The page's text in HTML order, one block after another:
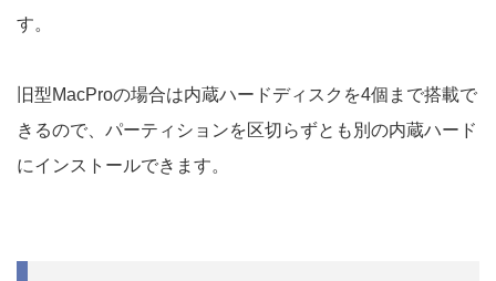
す。
旧型MacProの場合は内蔵ハードディスクを4個まで搭載で
きるので、パーティションを区切らずとも別の内蔵ハード
にインストールできます。